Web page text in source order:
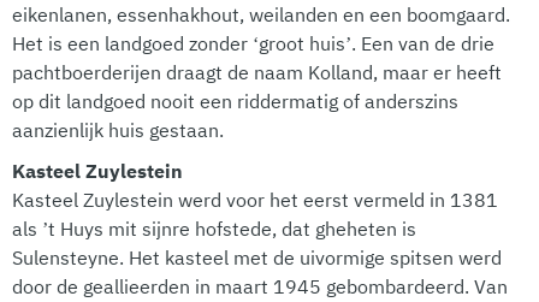
eikenlanen, essenhakhout, weilanden en een boomgaard.
Het is een landgoed zonder ‘groot huis’. Een van de drie
pachtboerderijen draagt de naam Kolland, maar er heeft
op dit landgoed nooit een riddermatig of anderszins
aanzienlijk huis gestaan.
Kasteel Zuylestein
Kasteel Zuylestein werd voor het eerst vermeld in 1381
als ’t Huys mit sijnre hofstede, dat gheheten is
Sulensteyne. Het kasteel met de uivormige spitsen werd
door de geallieerden in maart 1945 gebombardeerd. Van